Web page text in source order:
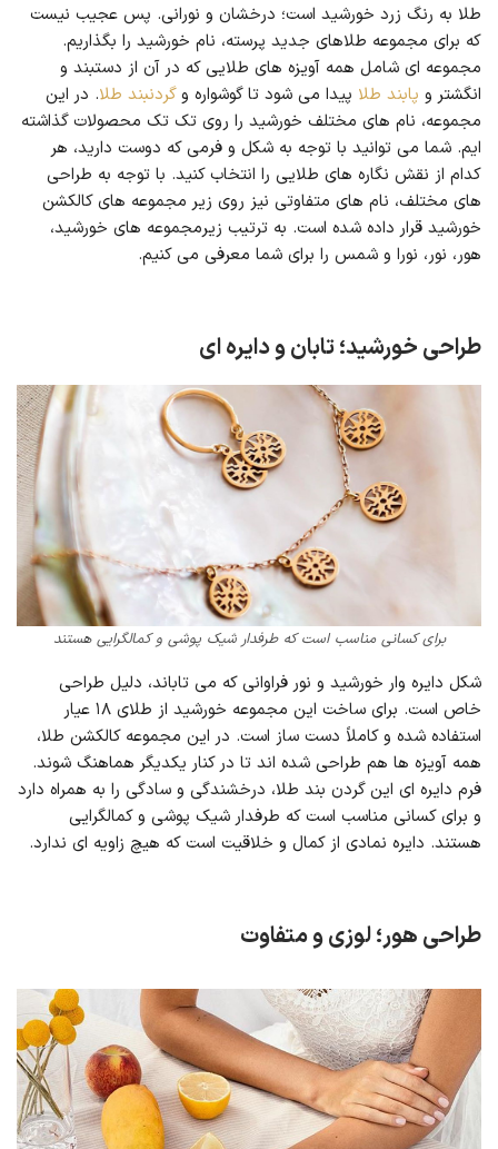
طلا به رنگ زرد خورشید است؛ درخشان و نورانی. پس عجیب نیست
که برای مجموعه طلاهای جدید پرسته، نام خورشید را بگذاریم.
مجموعه ای شامل همه آویزه های طلایی که در آن از دستبند و
انگشتر و پابند طلا پیدا می شود تا گوشواره وگردنبند طلا. در این
مجموعه، نام های مختلف خورشید را روی تک تک محصولات گذاشته
ایم. شما می توانید با توجه به شکل و فرمی که دوست دارید، هر
کدام از نقش نگاره های طلایی را انتخاب کنید. با توجه به طراحی
های مختلف، نام های متفاوتی نیز روی زیر مجموعه های کالکشن
خورشید قرار داده شده است. به ترتیب زیرمجموعه های خورشید،
هور، نور، نورا و شمس را برای شما معرفی می کنیم.
طراحی خورشید؛ تابان و دایره ای
برای کسانی مناسب است که طرفدار شیک پوشی و کمالگرایی هستند
شکل دایره وار خورشید و نور فراوانی که می تاباند، دلیل طراحی
خاص است. برای ساخت این مجموعه خورشید از طلای ۱۸ عیار
استفاده شده و کاملاً دست ساز است. در این مجموعه کالکشن طلا،
همه آویزه ها هم طراحی شده اند تا در کنار یکدیگر هماهنگ شوند.
فرم دایره ای این گردن بند طلا، درخشندگی و سادگی را به همراه دارد
و برای کسانی مناسب است که طرفدار شیک پوشی و کمالگرایی
هستند. دایره نمادی از کمال و خلاقیت است که هیچ زاویه ای ندارد.
طراحی هور؛ لوزی و متفاوت